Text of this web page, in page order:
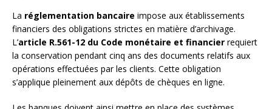
La réglementation bancaire impose aux établissements
financiers des obligations strictes en matière d’archivage.
L’article R.561-12 du Code monétaire et financier requiert
la conservation pendant cinq ans des documents relatifs aux
opérations effectuées par les clients. Cette obligation
s’applique pleinement aux dépôts de chèques en ligne.